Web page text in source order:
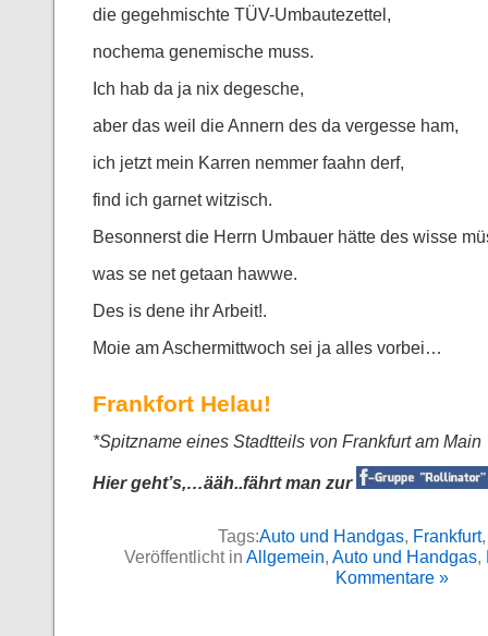
die gegehmischte TÜV-Umbautezettel,
nochema genemische muss.
Ich hab da ja nix degesche,
aber das weil die Annern des da vergesse ham,
ich jetzt mein Karren nemmer faahn derf,
find ich garnet witzisch.
Besonnerst die Herrn Umbauer hätte des wisse
was se net getaan hawwe.
Des is dene ihr Arbeit!.
Moie am Aschermittwoch sei ja alles vorbei…
Frankfort Helau!
*Spitzname eines Stadtteils von Frankfurt am Main
Hier geht’s,…ääh..fährt man zur
Tags:Auto und Handgas, Frankfurt
Veröffentlicht in Allgemein, Auto und Handgas,
Kommentare »